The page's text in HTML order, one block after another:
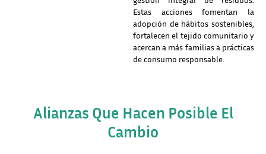
Estas acciones fomentan la
adopción de hábitos sostenibles,
fortalecen el tejido comunitario y
acercan a más familias a prácticas
de consumo responsable.
Alianzas Que Hacen Posible El
Cambio